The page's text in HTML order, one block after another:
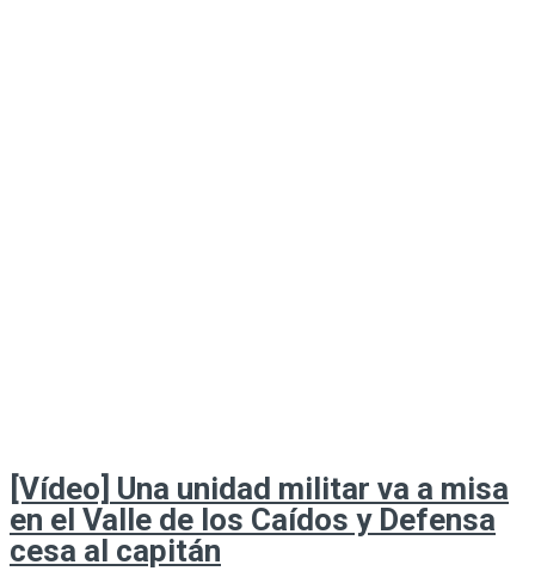
[Vídeo] Una unidad militar va a misa
en el Valle de los Caídos y Defensa
cesa al capitán